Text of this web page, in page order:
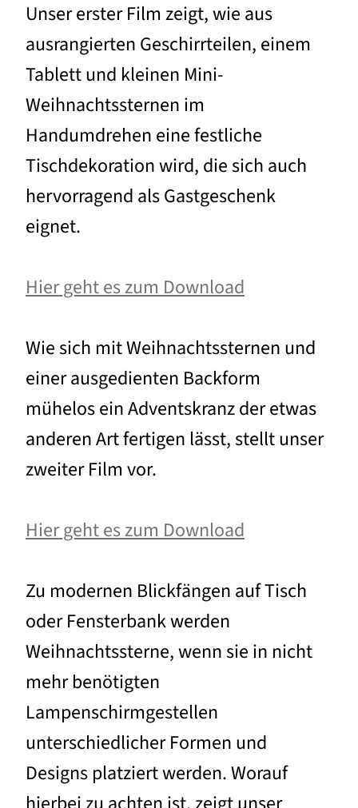
Unser erster Film zeigt, wie aus
ausrangierten Geschirrteilen, einem
Tablett und kleinen Mini-
Weihnachtssternen im
Handumdrehen eine festliche
Tischdekoration wird, die sich auch
hervorragend als Gastgeschenk
eignet.
Hier geht es zum Download
Wie sich mit Weihnachtssternen und
einer ausgedienten Backform
mühelos ein Adventskranz der etwas
anderen Art fertigen lässt, stellt unser
zweiter Film vor.
Hier geht es zum Download
Zu modernen Blickfängen auf Tisch
oder Fensterbank werden
Weihnachtssterne, wenn sie in nicht
mehr benötigten
Lampenschirmgestellen
unterschiedlicher Formen und
Designs platziert werden. Worauf